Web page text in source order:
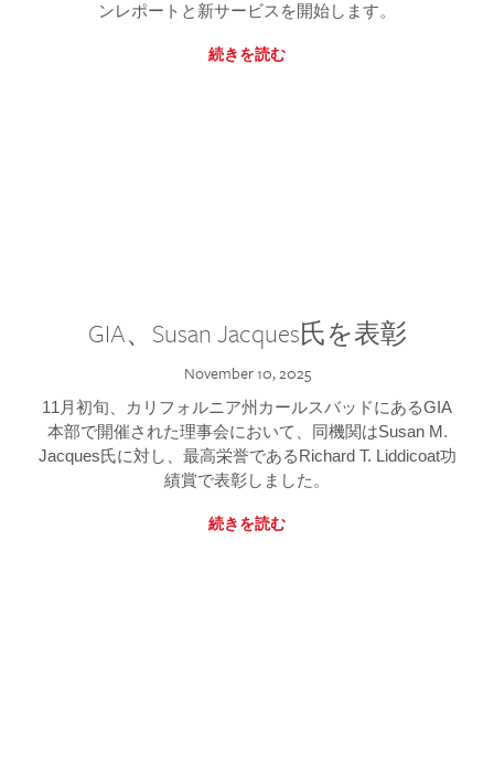
ンレポートと新サービスを開始します。
続きを読む
GIA、Susan Jacques氏を表彰
November 10, 2025
11月初旬、カリフォルニア州カールスバッドにあるGIA
本部で開催された理事会において、同機関はSusan M.
Jacques氏に対し、最高栄誉であるRichard T. Liddicoat功
績賞で表彰しました。
続きを読む